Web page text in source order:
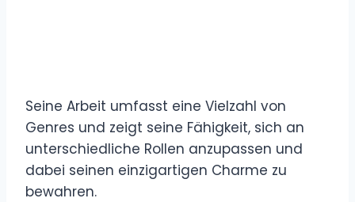
Seine Arbeit umfasst eine Vielzahl von
Genres und zeigt seine Fähigkeit, sich an
unterschiedliche Rollen anzupassen und
dabei seinen einzigartigen Charme zu
bewahren.